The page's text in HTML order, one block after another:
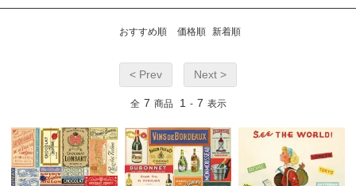
おすすめ順 価格順 新着順
< Prev Next >
全 7 商品 1 - 7 表示